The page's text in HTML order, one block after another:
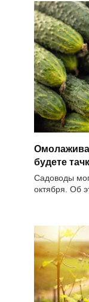
будете
Садоводы
октября. Об